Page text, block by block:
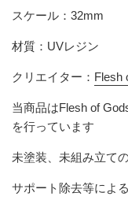
スケール：32mm
材質：UVレジン
クリエイター： Flesh
当商品はFlesh of
を行っています
未塗装、未組み立て
サポート除去等によ